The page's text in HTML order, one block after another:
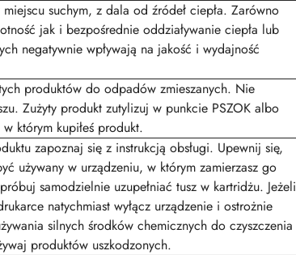
suchym, z dala od źródeł ciepła. Zarówno
jak i bezpośrednie oddziaływanie ciepła lub
negatywnie wpływają na jakość i wydajność
produktów do odpadów zmieszanych. Nie
Zużyty produkt zutylizuj w punkcie PSZOK albo
którym kupiłeś produkt.
zapoznaj się z instrukcją obsługi. Upewnij się,
używany w urządzeniu, w którym zamierzasz go
samodzielnie uzupełniać tusz w kartridżu. Jeżeli
natychmiast wyłącz urządzenie i ostrożnie
silnych środków chemicznych do czyszczenia
produktów uszkodzonych.